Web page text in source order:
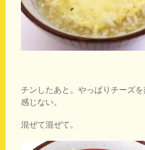
チンしたあと。やっぱりチーズ
感じない。
混ぜて混ぜて。